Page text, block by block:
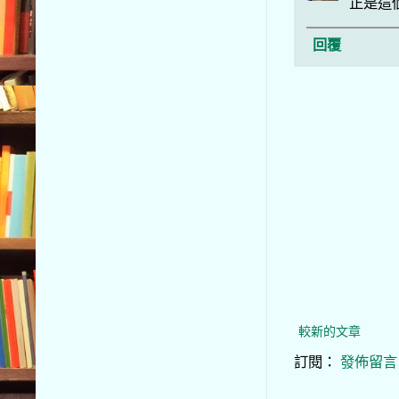
回覆
較新的文章
訂閱： 發佈留